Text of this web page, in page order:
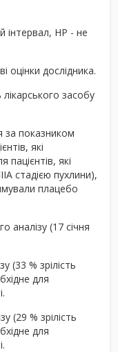
інтервал, НР - не
дослідника.
засобу
за показником
які
пацієнтів, які
стадією пухлини),
плацебо
аналізу (17 січня
(33 % зрілість
для
(29 % зрілість
для